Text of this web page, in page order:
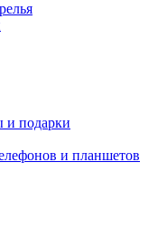
и подарки
и планшетов